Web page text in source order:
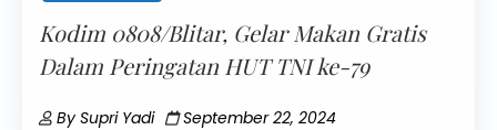
Kodim 0808/Blitar, Gelar Makan Gratis
Dalam Peringatan HUT TNI ke-79
BySupri Yadi September 22, 2024